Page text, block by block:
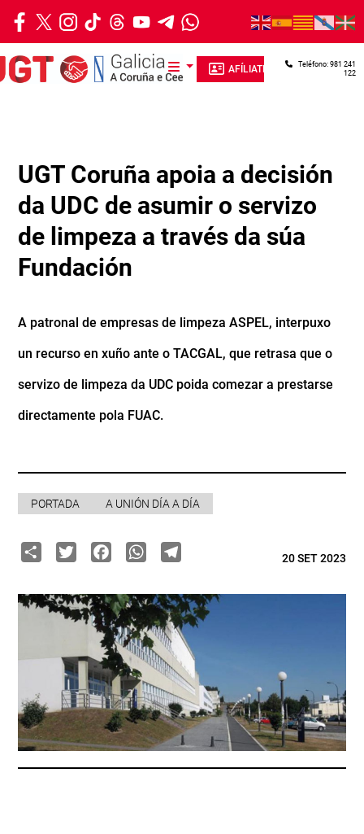
Ir o contido principal
AFÍLIATE
Teléfono: 981 241
122
UGT Coruña apoia a decisión
da UDC de asumir o servizo
de limpeza a través da súa
Fundación
A patronal de empresas de limpeza ASPEL, interpuxo
un recurso en xuño ante o TACGAL, que retrasa que o
servizo de limpeza da UDC poida comezar a prestarse
directamente pola FUAC.
PORTADA A UNIÓN DÍA A DÍA
ShareTwitterFacebook
WhatsApp
Telegram20 SET 2023